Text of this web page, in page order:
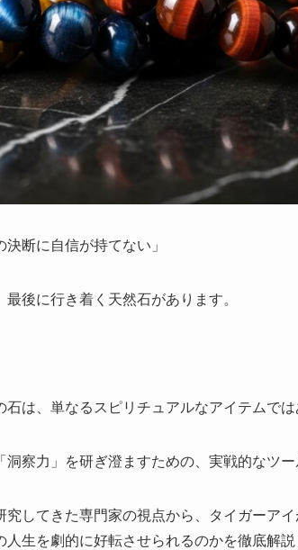
断に自信が持てない」
後に行き着く天然石があります。
は、単なるスピリチュアルなアイテムでは
察力」を研ぎ澄ますための、実戦的なツー
してきた専門家の視点から、タイガーア
生を劇的に好転させられるのかを徹底解説